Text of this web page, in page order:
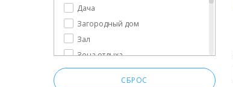
Дача
Загородный дом
Зал
Зона отдыха
Кабинет
СБРОС